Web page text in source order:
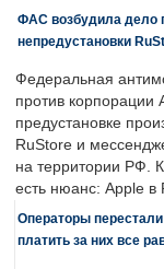
ФАС возбудила дело
непредустановки
Федеральная
против корпорации
предустановке
RuStore и
на территории РФ.
есть нюанс: Apple в
Операторы перестали
платить за них все